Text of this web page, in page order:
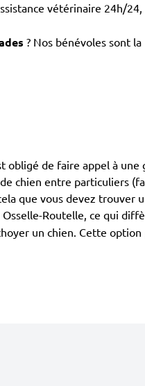
vétérinaire 24h/24,
? Nos bénévoles sont la
de faire appel à
chien entre particuliers
que vous devez trouver
Routelle, ce qui
un chien. Cette